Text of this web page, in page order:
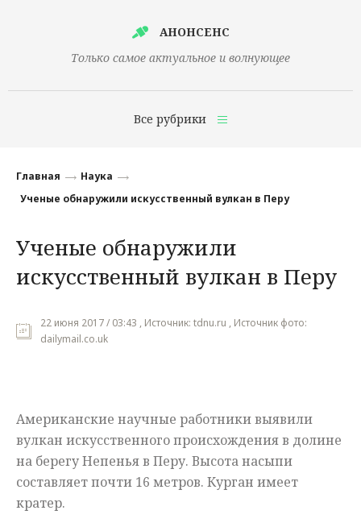
АНОНСЕНС
Только самое актуальное и волнующее
Все рубрики
Финансы
Наука
Культура
Общество
Происшествия
Главная
Наука
Ученые обнаружили искусственный вулкан в Перу
Ученые обнаружили
искусственный вулкан в Перу
22 июня 2017 / 03:43 , Источник: tdnu.ru , Источник фото:
dailymail.co.uk
Американские научные работники выявили
вулкан искусственного происхождения в долине
на берегу Непенья в Перу. Высота насыпи
составляет почти 16 метров. Курган имеет
кратер.